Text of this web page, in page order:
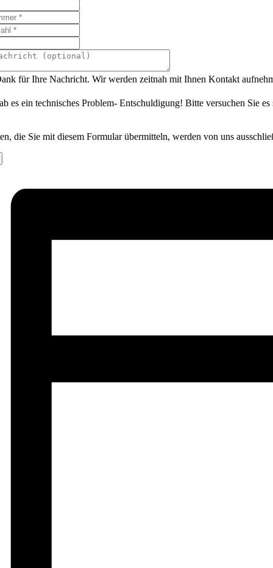
für Ihre Nachricht. Wir werden zeitnah mit Ihnen Kontakt
es ein technisches Problem- Entschuldigung! Bitte versuchen Sie
die Sie mit diesem Formular übermitteln, werden von uns